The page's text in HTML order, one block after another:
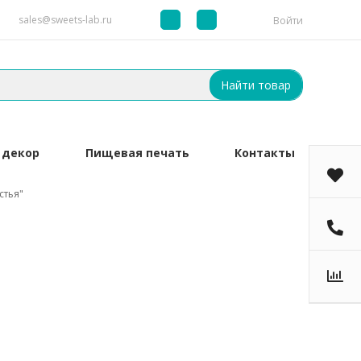
sales@sweets-lab.ru Войти
Найти товар
Пищевая печать Контакты